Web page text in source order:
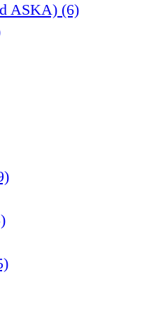
ASKA) (6)